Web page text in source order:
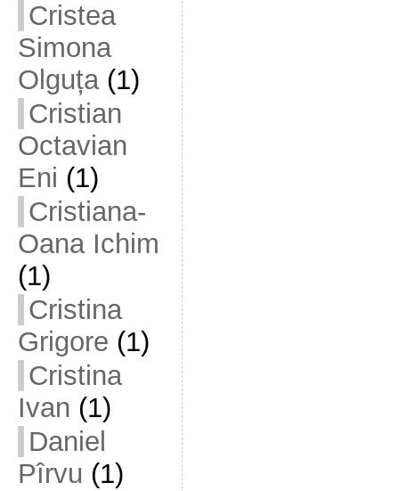
Cristea
Simona
Olguța(1)
Cristian
Octavian
Eni (1)
Cristiana-
Oana Ichim
(1)
Cristina
Grigore (1)
Cristina
Ivan (1)
Daniel
Pîrvu (1)